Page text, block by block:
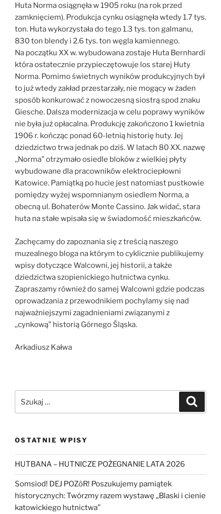
Huta Norma osiągnęła w 1905 roku (na rok przed
zamknięciem). Produkcja cynku osiągnęła wtedy 1.7 tys.
ton. Huta wykorzystała do tego 1.3 tys. ton galmanu,
830 ton blendy i 2.6 tys. ton węgla kamiennego.
Na początku XX w. wybudowana zostaje Huta Bernhardi
która ostatecznie przypieczętowuje los starej Huty
Norma. Pomimo świetnych wyników produkcyjnych był
to już wtedy zakład przestarzały, nie mogący w żaden
sposób konkurować z nowoczesną siostrą spod znaku
Giesche. Dalsza modernizacja w celu poprawy wyników
nie była już opłacalna. Produkcję zakończono 1 kwietnia
1906 r. kończąc ponad 60-letnią historię huty. Jej
dziedzictwo trwa jednak po dziś. W latach 80 XX. nazwę
,,Norma” otrzymało osiedle bloków z wielkiej płyty
wybudowane dla pracowników elektrociepłowni
Katowice. Pamiątką po hucie jest natomiast pustkowie
pomiędzy wyżej wspomnianym osiedlem Norma, a
obecną ul. Bohaterów Monte Cassino. Jak widać, stara
huta na stałe wpisała się w świadomość mieszkańców.
Zachęcamy do zapoznania się z treścią naszego
muzealnego bloga na którym to cyklicznie publikujemy
wpisy dotyczące Walcowni, jej historii, a także
dziedzictwa szopienickiego hutnictwa cynku.
Zapraszamy również do samej Walcowni gdzie podczas
oprowadzania z przewodnikiem pochylamy się nad
najważniejszymi zagadnieniami związanymi z
,,cynkową” historią Górnego Śląska.
Arkadiusz Kałwa
OSTATNIE WPISY
HUTBANA – HUTNICZE POŻEGNANIE LATA 2026
Somsiod! DEJ POZōR! Poszukujemy pamiątek
historycznych: Twórzmy razem wystawę „Blaski i cienie
katowickiego hutnictwa”